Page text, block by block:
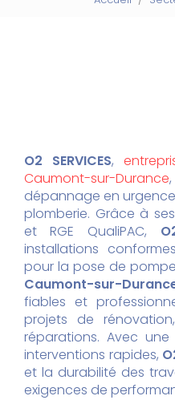
O2 SERVICES,
Caumont-sur-Durance
dépannage en
plomberie. Grâce à
et RGE QualiPAC,
installations
pour la pose de
Caumont-sur-
fiables et
projets de
réparations. Avec
interventions rapides,
et la durabilité des
exigences de